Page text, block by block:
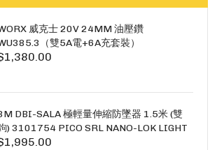
威克士 20V 24MM 油壓鑽
（雙5A電+6A充套裝）
DBI-SALA 極輕量伸縮防墜器 1.5米 (雙
) 3101754 PICO SRL NANO-LOK LIGHT
TWINS